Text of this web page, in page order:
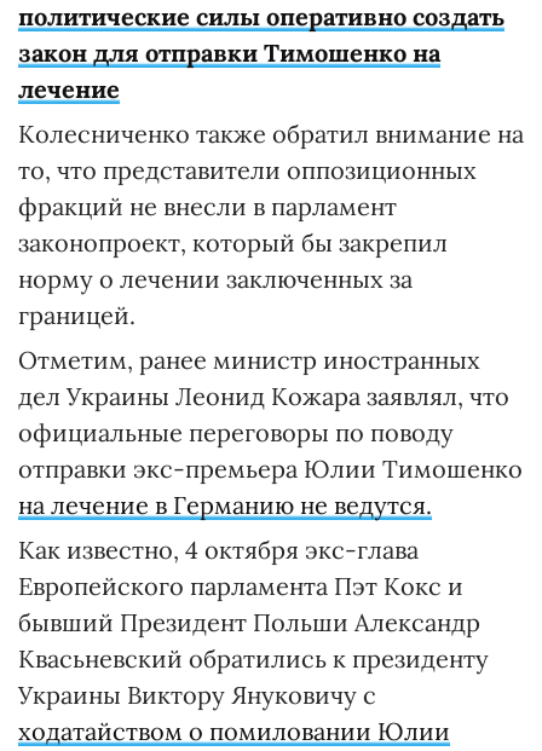
политические силы оперативно создать
закон для отправки Тимошенко на
лечение
Колесниченко также обратил внимание на
то, что представители оппозиционных
фракций не внесли в парламент
законопроект, который бы закрепил
норму о лечении заключенных за
границей.
Отметим, ранее министр иностранных
дел Украины Леонид Кожара заявлял, что
официальные переговоры по поводу
отправки экс-премьера Юлии Тимошенко
на лечение в Германию не ведутся.
Как известно, 4 октября экс-глава
Европейского парламента Пэт Кокс и
бывший Президент Польши Александр
Квасьневский обратились к президенту
Украины Виктору Януковичу с
ходатайством о помиловании Юлии